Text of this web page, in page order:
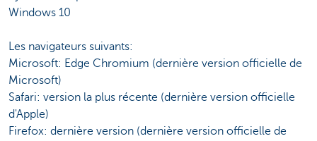
Windows 10
Les navigateurs suivants:
Microsoft: Edge Chromium (dernière version officielle de
Microsoft)
Safari: version la plus récente (dernière version officielle
d'Apple)
Firefox: dernière version (dernière version officielle de